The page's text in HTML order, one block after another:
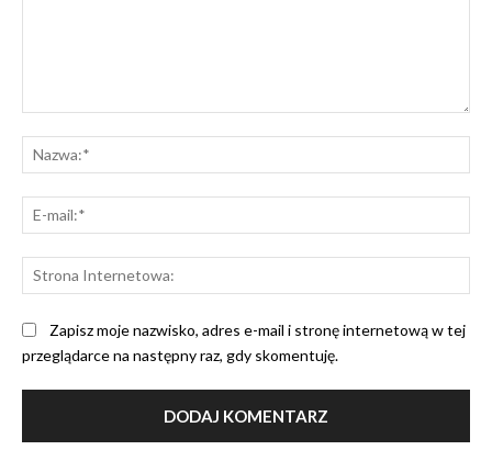
Zapisz moje nazwisko, adres e-mail i stronę internetową w tej
przeglądarce na następny raz, gdy skomentuję.